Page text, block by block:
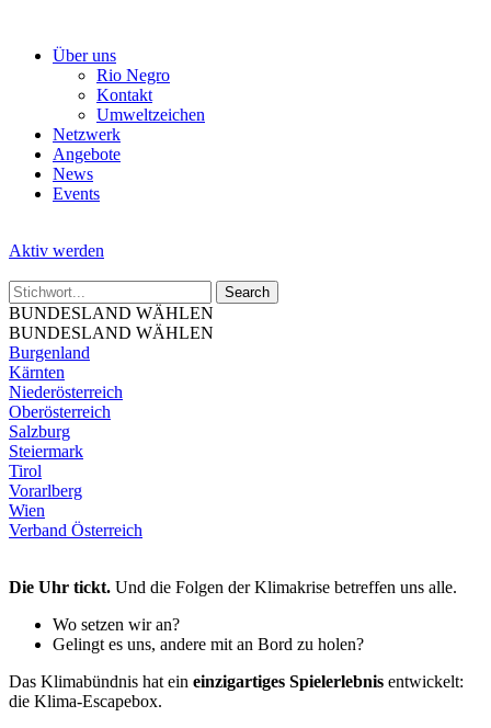
Über uns
Rio Negro
Kontakt
Umweltzeichen
Netzwerk
Angebote
News
Events
Aktiv werden
BUNDESLAND WÄHLEN
BUNDESLAND WÄHLEN
Burgenland
Kärnten
Niederösterreich
Oberösterreich
Salzburg
Steiermark
Tirol
Vorarlberg
Wien
Verband Österreich
Die Uhr tickt. Und die Folgen der Klimakrise betreffen uns alle.
Wo setzen wir an?
Gelingt es uns, andere mit an Bord zu holen?
Das Klimabündnis hat ein einzigartiges Spielerlebnis entwickelt:
die Klima-Escapebox.